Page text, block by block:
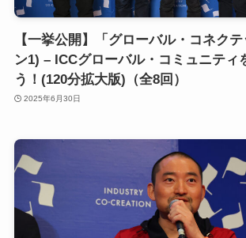
【一挙公開】「グローバル・コネク
ン1) – ICCグローバル・コミュニティ
う！(120分拡大版)（全8回）
2025年6月30日